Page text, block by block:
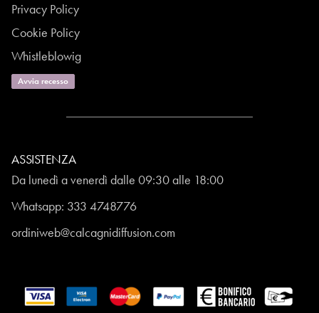
Privacy Policy
Cookie Policy
Whistleblowig
Avvia recesso
ASSISTENZA
Da lunedì a venerdì dalle 09:30 alle 18:00
Whatsapp: 333 4748776
ordiniweb@calcagnidiffusion.com